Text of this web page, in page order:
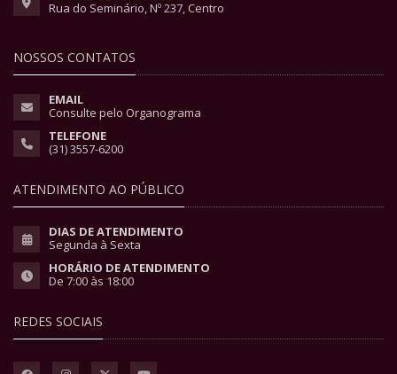
Rua do Seminário, Nº 237, Centro
NOSSOS CONTATOS
EMAIL
Consulte pelo Organograma
TELEFONE
(31) 3557-6200
ATENDIMENTO AO PÚBLICO
DIAS DE ATENDIMENTO
Segunda à Sexta
HORÁRIO DE ATENDIMENTO
De 7:00 às 18:00
REDES SOCIAIS